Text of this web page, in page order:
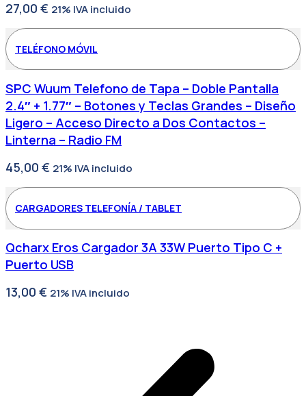
27,00 € 21% IVA incluido
TELÉFONO MÓVIL
SPC Wuum Telefono de Tapa – Doble Pantalla
2.4″ + 1.77″ – Botones y Teclas Grandes – Diseño
Ligero – Acceso Directo a Dos Contactos –
Linterna – Radio FM
45,00 € 21% IVA incluido
CARGADORES TELEFONÍA / TABLET
Qcharx Eros Cargador 3A 33W Puerto Tipo C +
Puerto USB
13,00 € 21% IVA incluido